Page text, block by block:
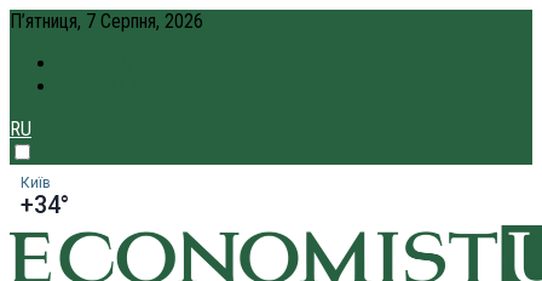
П’ятниця, 7 Серпня, 2026
RU
Київ
+34°